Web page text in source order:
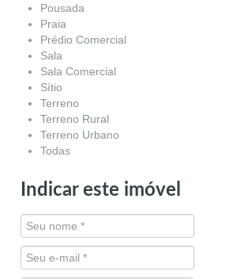
Pousada
Praia
Prédio Comercial
Sala
Sala Comercial
Sítio
Terreno
Terreno Rural
Terreno Urbano
Todas
Indicar este imóvel